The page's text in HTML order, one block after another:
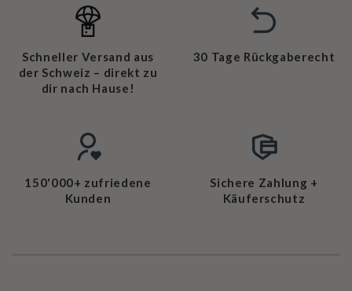
Schneller Versand aus
der Schweiz – direkt zu
dir nach Hause!
30 Tage Rückgaberecht
150'000+ zufriedene
Kunden
Sichere Zahlung +
Käuferschutz